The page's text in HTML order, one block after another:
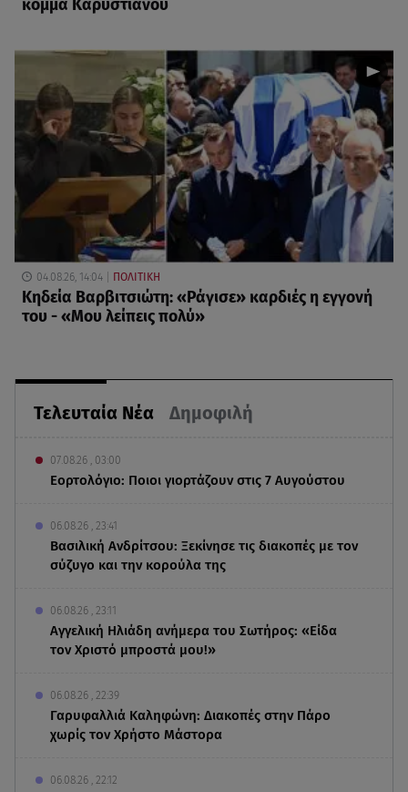
Τελευταία Νέα Δημοφιλή
07.08.26 , 03:00
Εορτολόγιο: Ποιοι γιορτάζουν στις 7 Αυγούστου
06.08.26 , 23:41
Βασιλική Ανδρίτσου: Ξεκίνησε τις διακοπές με τον
σύζυγο και την κορούλα της
06.08.26 , 23:11
Αγγελική Ηλιάδη ανήμερα του Σωτήρος: «Είδα
τον Χριστό μπροστά μου!»
06.08.26 , 22:39
Γαρυφαλλιά Καληφώνη: Διακοπές στην Πάρο
χωρίς τον Χρήστο Μάστορα
06.08.26 , 22:12
κόμμα Καρυστιανού
04.08.26, 14:04 ΠΟΛΙΤΙΚΗ
Κηδεία Βαρβιτσιώτη: «Ράγισε» καρδιές η εγγονή
του - «Μου λείπεις πολύ»